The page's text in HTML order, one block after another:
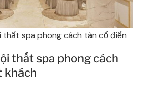
thất spa phong cách tân cổ điển
thất spa phong cách
khách